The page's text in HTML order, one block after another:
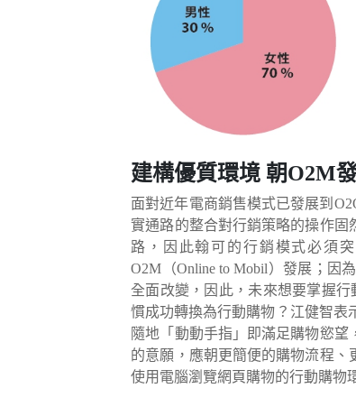
建構優質環境 朝O2M
面對近年電商銷售模式已發展到
實通路的整合對行銷策略的操作固
路，因此翰可的行銷模式必須
O2M（Online to Mobil）發展；因
全面改變，因此，未來想要掌握
慣成功轉換為行動購物？江健智表
隨地「動動手指」即滿足購物慾
的意願，應朝更簡便的購物流程
使用電腦瀏覽網頁購物的行動購物